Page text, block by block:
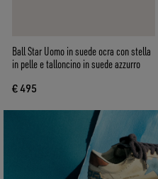
Ball Star Uomo in suede ocra con stella
in pelle e talloncino in suede azzurro
€ 495